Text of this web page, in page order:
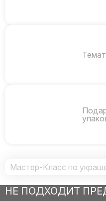
Мастер-Класс по
НЕ ПОДХОДИТ